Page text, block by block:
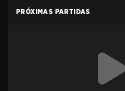
PRÓXIMAS PARTIDAS